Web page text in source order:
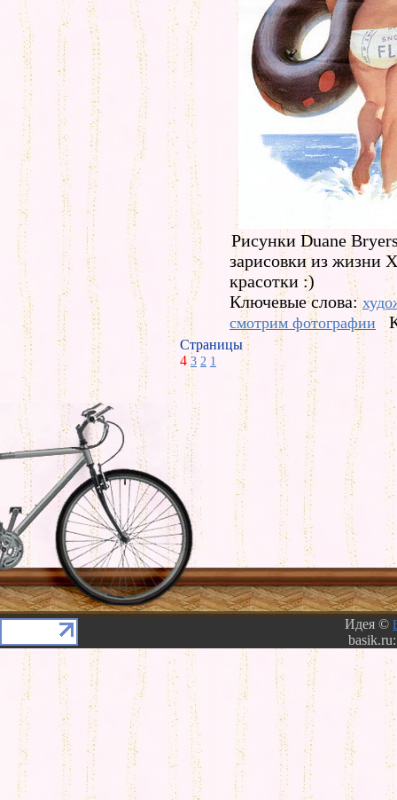
Рисунки Duane
зарисовки из
красотки :)
Ключевые слова:
смотрим фотографии
Страницы
4 3 2 1
Идея ©